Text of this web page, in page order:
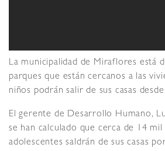
La municipalidad de Miraflores está
parques que están cercanos a las
niños podrán salir de sus casas
El gerente de Desarrollo Humano,
se han calculado que cerca de 14 mil
adolescentes saldrán de sus casas